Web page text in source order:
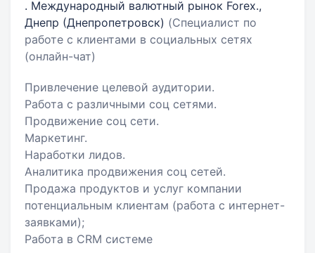
. Международный валютный рынок Forex.,
Днепр (Днепропетровск) (Специалист по
работе с клиентами в социальных сетях
(онлайн-чат)
Привлечение целевой аудитории.
Работа с различными соц сетями.
Продвижение соц сети.
Маркетинг.
Наработки лидов.
Аналитика продвижения соц сетей.
Продажа продуктов и услуг компании
потенциальным клиентам (работа с интернет-
заявками);
Работа в CRM системе